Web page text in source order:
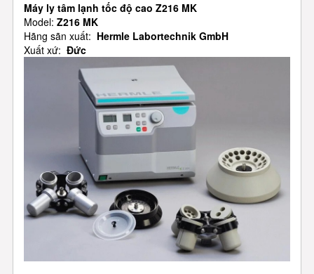
Máy ly tâm lạnh tốc độ cao Z216 MK
Model: Z216 MK
Hãng sãn xuất: Hermle Labortechnik GmbH
Xuất xứ: Đức